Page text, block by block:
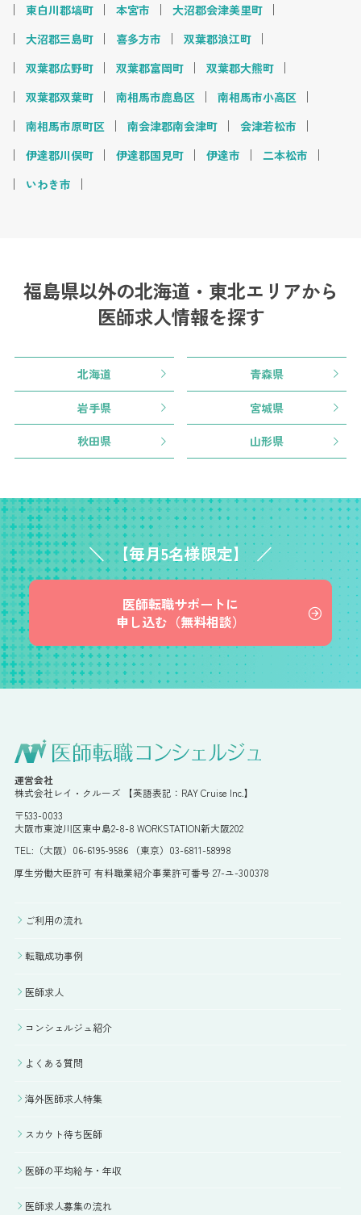
東白川郡塙町
本宮市
大沼郡会津美里町
大沼郡三島町
喜多方市
双葉郡浪江町
双葉郡広野町
双葉郡富岡町
双葉郡大熊町
双葉郡双葉町
南相馬市鹿島区
南相馬市小高区
南相馬市原町区
南会津郡南会津町
会津若松市
伊達郡川俣町
伊達郡国見町 伊達市
二本松市
いわき市
福島県以外の北海道・東北エリアから
医師求人情報を探す
北海道 青森県
岩手県 宮城県
秋田県 山形県
【毎月5名様限定】
医師転職サポートに
申し込む（無料相談）
運営会社
株式会社レイ・クルーズ 【英語表記：RAY Cruise Inc.】
〒533-0033
大阪市東淀川区東中島2-8-8 WORKSTATION新大阪202
TEL:（大阪）06-6195-9586 （東京）03-6811-58998
厚生労働大臣許可 有料職業紹介事業許可番号 27-ユ-300378
ご利用の流れ
転職成功事例
医師求人
コンシェルジュ紹介
よくある質問
海外医師求人特集
スカウト待ち医師
医師の平均給与・年収
医師求人募集の流れ